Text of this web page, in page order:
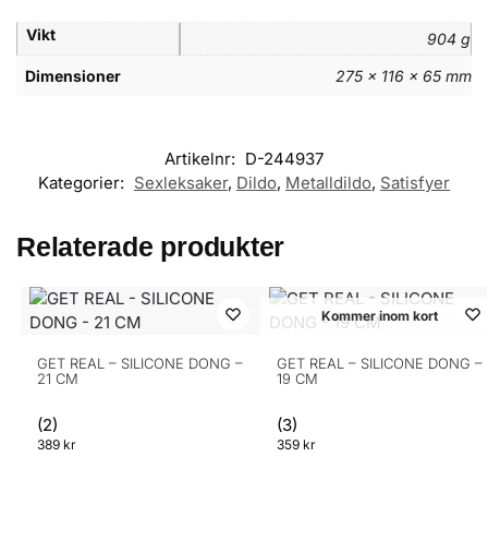
Vikt
904 g
Dimensioner
275 × 116 × 65 mm
Josefin
Rating: 4/5
Nästan perfekt
Tue Jul 21 2026 00:00:00 GMT+0000 (Coordinated Universal
SATISFYER - STAR FORCE 2 - METALLDILDO
Varorna kom fort
Varorna kom fort
Artikelnr: D-244937
Kategorier: Sexleksaker, Dildo, Metalldildo, Satisfyer
Relaterade produkter
GET REAL – SILICONE DONG –
21 CM
(2)
389 kr
Kommer inom kort
GET REAL – SILICONE DONG –
19 CM
(3)
359 kr